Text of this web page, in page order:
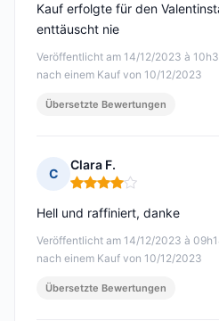
Veröffentlicht am 14/12/2023 à
nach einem Kauf von 10/12/2023
Kauf erfolgte für den
enttäuscht nie
Übersetzte Bewertungen
C
Clara F.
Hinweis: 4 von 5
Veröffentlicht am 14/12/2023 à
nach einem Kauf von 10/12/2023
Hell und raffiniert, danke
Übersetzte Bewertungen